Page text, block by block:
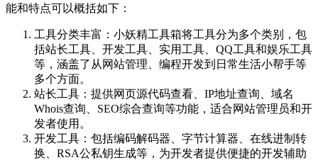
能和特点可以概括如下：
工具分类丰富：小妖精工具箱将工具分为多个类别，包
括站长工具、开发工具、实用工具、QQ工具和娱乐工具
等，涵盖了从网站管理、编程开发到日常生活小帮手等
多个方面。
站长工具：提供网页源代码查看、IP地址查询、域名
Whois查询、SEO综合查询等功能，适合网站管理员和开
发者使用。
开发工具：包括编码解码器、字节计算器、在线进制转
换、RSA公私钥生成等，为开发者提供便捷的开发辅助